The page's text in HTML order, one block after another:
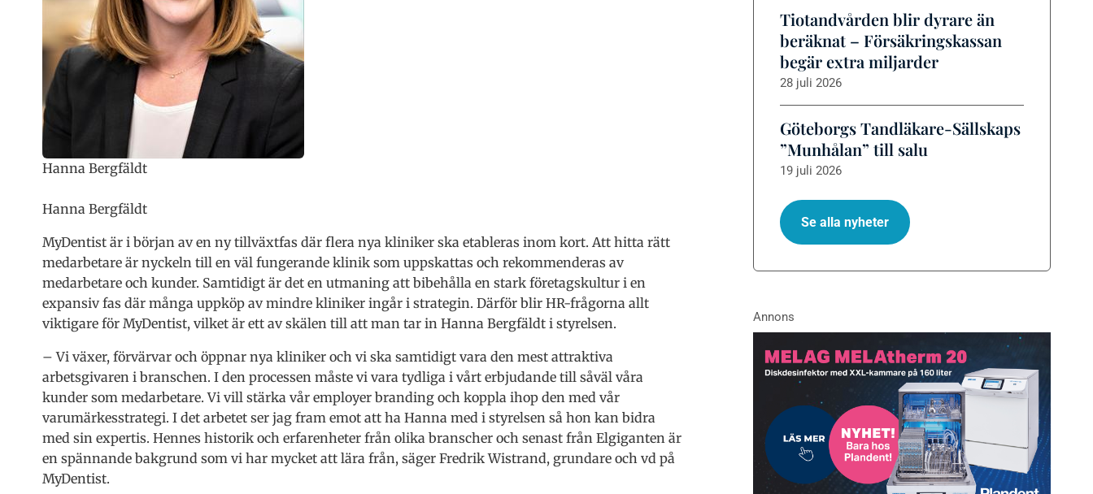
Hanna Bergfäldt
Hanna Bergfäldt
MyDentist är i början av en ny tillväxtfas där flera nya kliniker ska etableras inom kort. Att hitta rätt
medarbetare är nyckeln till en väl fungerande klinik som uppskattas och rekommenderas av
medarbetare och kunder. Samtidigt är det en utmaning att bibehålla en stark företagskultur i en
expansiv fas där många uppköp av mindre kliniker ingår i strategin. Därför blir HR-frågorna allt
viktigare för MyDentist, vilket är ett av skälen till att man tar in Hanna Bergfäldt i styrelsen.
– Vi växer, förvärvar och öppnar nya kliniker och vi ska samtidigt vara den mest attraktiva
arbetsgivaren i branschen. I den processen måste vi vara tydliga i vårt erbjudande till såväl våra
kunder som medarbetare. Vi vill stärka vår employer branding och koppla ihop den med vår
varumärkesstrategi. I det arbetet ser jag fram emot att ha Hanna med i styrelsen så hon kan bidra
med sin expertis. Hennes historik och erfarenheter från olika branscher och senast från Elgiganten är
en spännande bakgrund som vi har mycket att lära från, säger Fredrik Wistrand, grundare och vd på
MyDentist.
Tiotandvården blir dyrare än
beräknat – Försäkringskassan
begär extra miljarder
28 juli 2026
Göteborgs Tandläkare-Sällskaps
”Munhålan” till salu
19 juli 2026
Se alla nyheter